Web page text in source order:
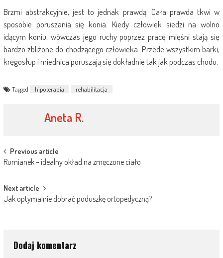
Brzmi abstrakcyjnie, jest to jednak prawdą. Cała prawda tkwi w
sposobie poruszania się konia. Kiedy człowiek siedzi na wolno
idącym koniu, wówczas jego ruchy poprzez pracę mięśni stają się
bardzo zbliżone do chodzącego człowieka. Przede wszystkim barki,
kręgosłup i miednica poruszają się dokładnie tak jak podczas chodu.
Tagged hipoterapia rehabilitacja
Aneta R.
Post
navigation
Previous article
Rumianek – idealny okład na zmęczone ciało
Next article
Jak optymalnie dobrać poduszkę ortopedyczną?
Dodaj komentarz